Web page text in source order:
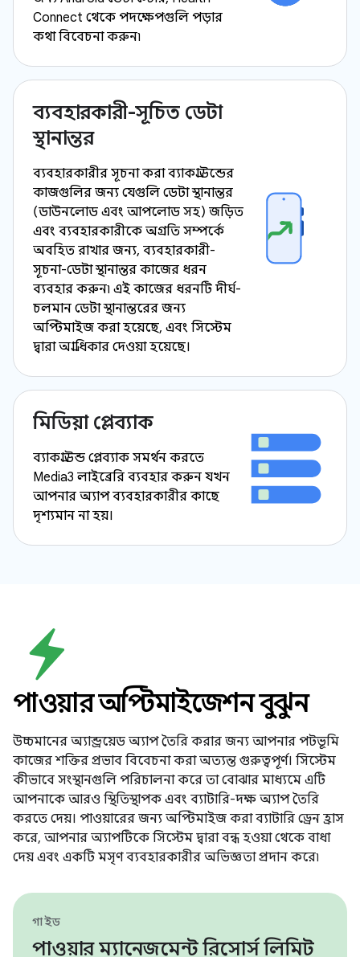
Connect থেকে পদক্ষেপগুলি পড়ার
কথা বিবেচনা করুন৷
ব্যবহারকারী-সূচিত ডেটা
স্থানান্তর
ব্যবহারকারীর সূচনা করা ব্যাকগ্রাউন্ডের
কাজগুলির জন্য যেগুলি ডেটা স্থানান্তর
(ডাউনলোড এবং আপলোড সহ) জড়িত
এবং ব্যবহারকারীকে অগ্রগতি সম্পর্কে
অবহিত রাখার জন্য, ব্যবহারকারী-
সূচনা-ডেটা স্থানান্তর কাজের ধরন
ব্যবহার করুন৷ এই কাজের ধরনটি দীর্ঘ-
চলমান ডেটা স্থানান্তরের জন্য
অপ্টিমাইজ করা হয়েছে, এবং সিস্টেম
দ্বারা অগ্রাধিকার দেওয়া হয়েছে।
মিডিয়া প্লেব্যাক
ব্যাকগ্রাউন্ড প্লেব্যাক সমর্থন করতে
Media3 লাইব্রেরি ব্যবহার করুন যখন
আপনার অ্যাপ ব্যবহারকারীর কাছে
দৃশ্যমান না হয়।
পাওয়ার অপ্টিমাইজেশন বুঝুন
উচ্চমানের অ্যান্ড্রয়েড অ্যাপ তৈরি করার জন্য আপনার পটভূমি
কাজের শক্তির প্রভাব বিবেচনা করা অত্যন্ত গুরুত্বপূর্ণ। সিস্টেম
কীভাবে সংস্থানগুলি পরিচালনা করে তা বোঝার মাধ্যমে এটি
আপনাকে আরও স্থিতিস্থাপক এবং ব্যাটারি-দক্ষ অ্যাপ তৈরি
করতে দেয়। পাওয়ারের জন্য অপ্টিমাইজ করা ব্যাটারি ড্রেন হ্রাস
করে, আপনার অ্যাপটিকে সিস্টেম দ্বারা বন্ধ হওয়া থেকে বাধা
দেয় এবং একটি মসৃণ ব্যবহারকারীর অভিজ্ঞতা প্রদান করে৷
গাইড
পাওয়ার ম্যানেজমেন্ট রিসোর্স লিমিট